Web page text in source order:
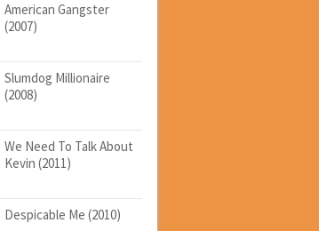
American Gangster
(2007)
Slumdog Millionaire
(2008)
We Need To Talk About
Kevin (2011)
Despicable Me (2010)